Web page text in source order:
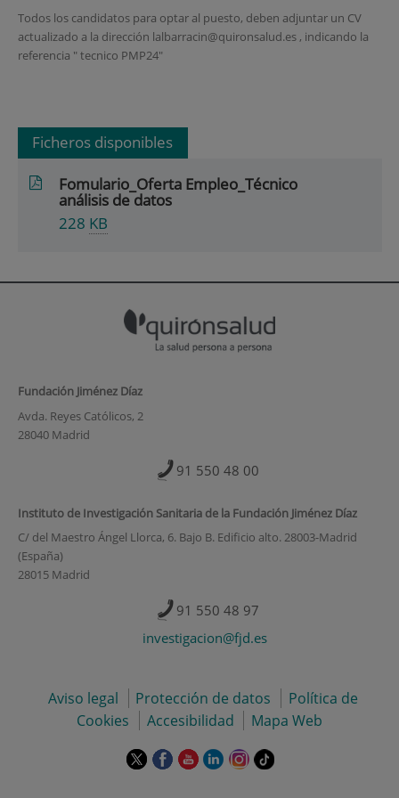
Todos los candidatos para optar al puesto, deben adjuntar un CV
actualizado a la dirección lalbarracin@quironsalud.es , indicando la
referencia " tecnico PMP24"
Ficheros disponibles
Fomulario_Oferta Empleo_Técnico
análisis de datos
228 KB
Fundación Jiménez Díaz
Avda. Reyes Católicos, 2
28040 Madrid
91 550 48 00
Instituto de Investigación Sanitaria de la Fundación Jiménez Díaz
C/ del Maestro Ángel Llorca, 6. Bajo B. Edificio alto. 28003-Madrid
(España)
28015 Madrid
91 550 48 97
investigacion@fjd.es
Aviso legal Protección de datos
Política de
Cookies
Accesibilidad Mapa Web
EsteEsteEsteEsteEsteEnlace